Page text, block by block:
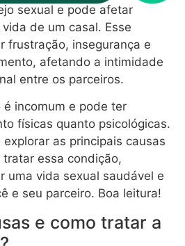
sexual e pode afetar
de um casal. Esse
frustração, insegurança e
afetando a intimidade
entre os parceiros.
incomum e pode ter
físicas quanto psicológicas.
as principais causas
essa condição,
uma vida sexual saudável e
e seu parceiro. Boa leitura!
e como tratar a